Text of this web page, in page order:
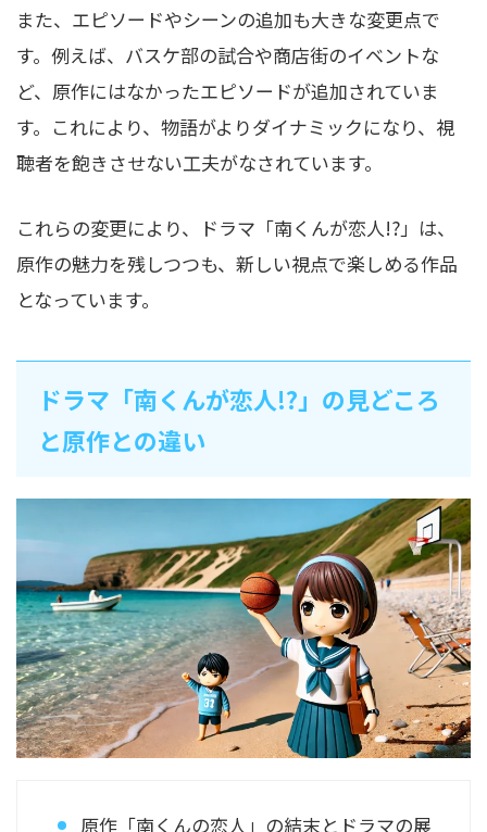
また、エピソードやシーンの追加も大きな変更点で
す。例えば、バスケ部の試合や商店街のイベントな
ど、原作にはなかったエピソードが追加されていま
す。これにより、物語がよりダイナミックになり、視
聴者を飽きさせない工夫がなされています。
これらの変更により、ドラマ「南くんが恋人!?」は、
原作の魅力を残しつつも、新しい視点で楽しめる作品
となっています。
ドラマ「南くんが恋人!?」の見どころ
と原作との違い
原作「南くんの恋人」の結末とドラマの展